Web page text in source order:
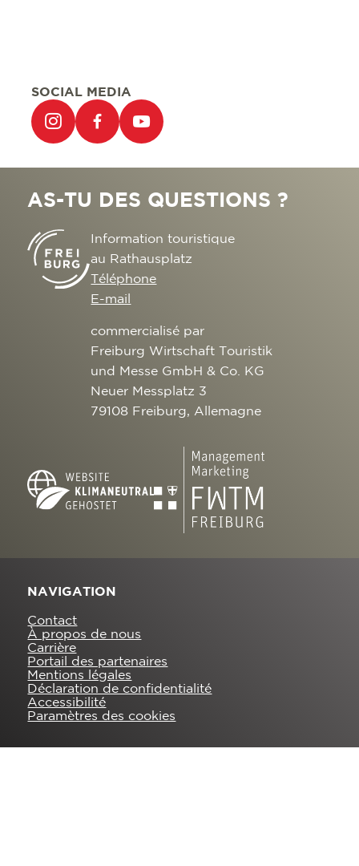
SOCIAL MEDIA
AS-TU DES QUESTIONS ?
Information touristique
au Rathausplatz
Téléphone
E-mail
commercialisé par
Freiburg Wirtschaft Touristik
und Messe GmbH & Co. KG
Neuer Messplatz 3
79108 Freiburg, Allemagne
NAVIGATION
Contact
À propos de nous
Carrière
Portail des partenaires
Mentions légales
Déclaration de confidentialité
Accessibilité
Paramètres des cookies